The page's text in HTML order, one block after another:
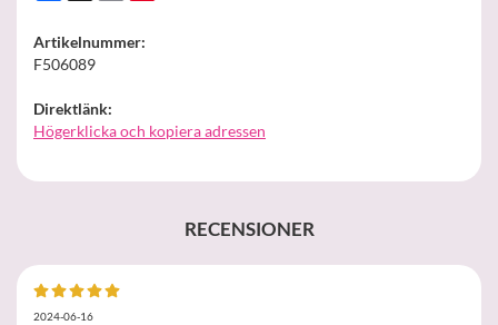
Artikelnummer:
F506089
Direktlänk:
Högerklicka och kopiera adressen
RECENSIONER
2024-06-16